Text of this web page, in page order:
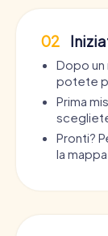
02
Dopo un
potete
Prima
Pronti?
la